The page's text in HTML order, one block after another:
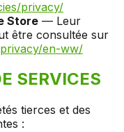
privacy/
Store — Leur
être consultée sur
en-ww/
SERVICES
tierces et des
: